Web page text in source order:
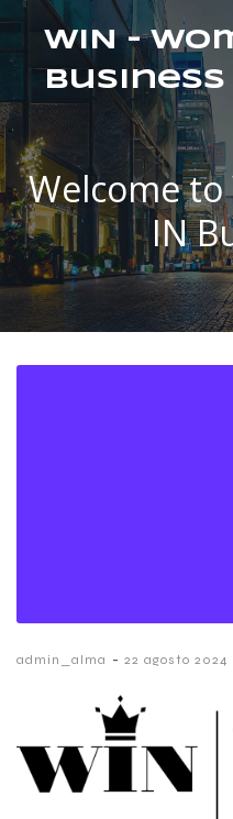
WIN –
Business
Welcome to
IN
admin_alma - 22 agosto 2024